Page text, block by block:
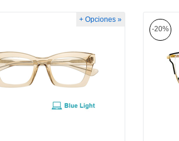
+ Opciones »
-20%